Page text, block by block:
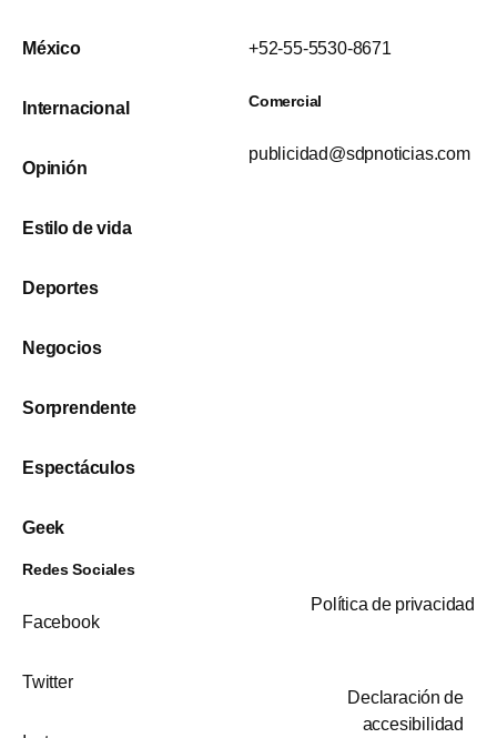
México
Internacional
Opinión
Estilo de vida
Deportes
Negocios
Sorprendente
Espectáculos
Geek
+52-55-5530-8671
Comercial
publicidad@sdpnoticias.com
Redes Sociales
Facebook
Twitter
Política de privacidad
Declaración de
accesibilidad